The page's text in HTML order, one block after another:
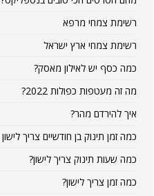
רשימת צמחי מרפא
רשימת צמחי ארץ ישראל
כמה כסף יש לאילון מאסק?
מה זה מעטפות כפולות 2022?
איך להירדם מהר?
כמה זמן תינוק בן חודשיים צריך לישון
כמה שעות תינוק צריך לישון?
כמה זמן צריך לישון?